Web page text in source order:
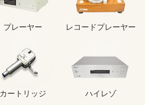
プレーヤー レコードプレーヤー
カートリッジ ハイレゾ